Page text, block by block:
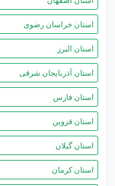
استان خراسان رضوی
استان البرز
استان آذربایجان شرقی
استان فارس
استان قزوین
استان گیلان
استان کرمان